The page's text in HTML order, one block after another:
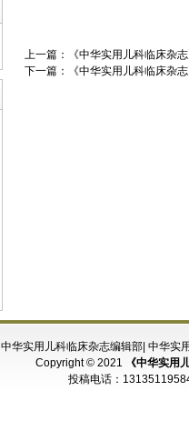
上一篇：
《中华实用儿科临床杂
下一篇：
《中华实用儿科临床杂
中华实用儿科临床杂志编辑部| 中华实
Copyright © 2021
《中华实用
投稿电话：